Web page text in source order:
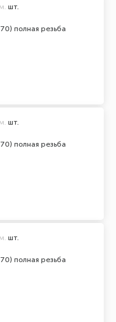
полная резьба
шт.
полная резьба
шт.
полная резьба
шт.